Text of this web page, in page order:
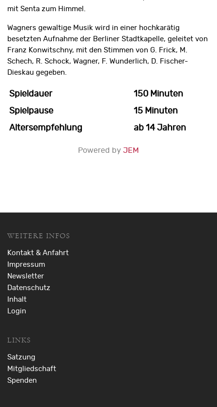
mit Senta zum Himmel.
Wagners gewaltige Musik wird in einer hochkarätig
besetzten Aufnahme der Berliner Stadtkapelle, geleitet von
Franz Konwitschny, mit den Stimmen von G. Frick, M.
Schech, R. Schock, Wagner, F. Wunderlich, D. Fischer-
Dieskau gegeben.
Spieldauer
150 Minuten
Spielpause
15 Minuten
Altersempfehlung
ab 14 Jahren
Powered by JEM
WEITERE INFOS
Kontakt & Anfahrt
Impressum
Newsletter
Datenschutz
Inhalt
Login
LINKS
Satzung
Mitgliedschaft
Spenden